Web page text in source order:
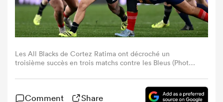
Les All Blacks de Cortez Ratima ont décroché un
troisième succès en trois matchs contre les Bleus (Photo
Comment Share